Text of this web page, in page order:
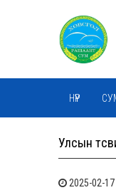
НҮҮР
Улсын
2025-02-